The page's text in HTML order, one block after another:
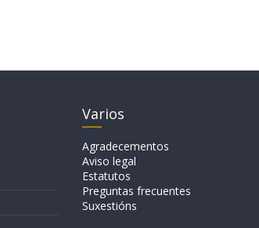
Varios
Agradecementos
Aviso legal
Estatutos
Preguntas frecuentes
Suxestións